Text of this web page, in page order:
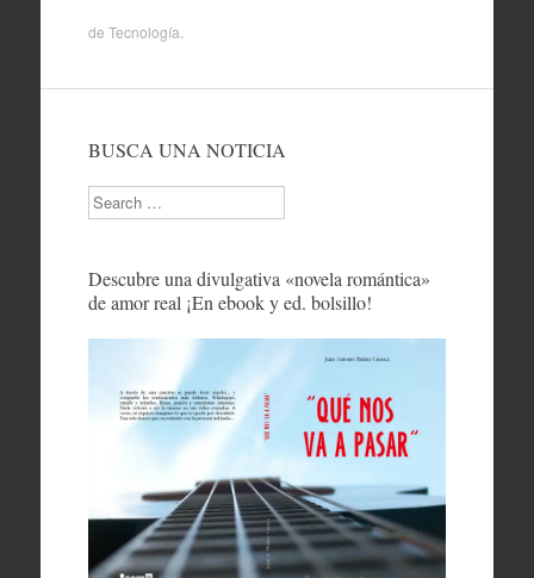
de Tecnología
BUSCA UNA NOTICIA
Search
Descubre una divulgativa «novela romántica»
de amor real ¡En ebook y ed. bolsillo!